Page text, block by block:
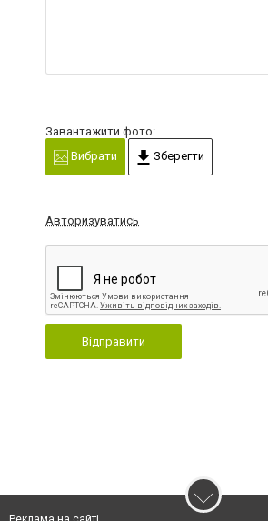
Завантажити фото:
Вибрати
Зберегти
Авторизуватись
Відправити